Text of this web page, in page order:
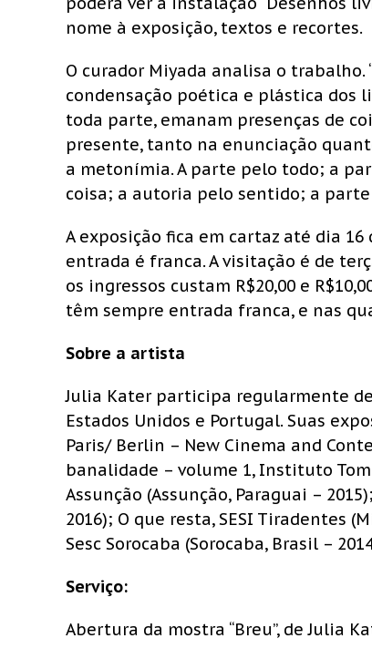
nome à exposição, textos e recortes.
O curador Miyada analisa o trabalho.
condensação poética e plástica dos
toda parte, emanam presenças de
presente, tanto na enunciação
a metonímia. A parte pelo todo; a
coisa; a autoria pelo sentido; a
A exposição fica em cartaz até dia
entrada é franca. A visitação é de
os ingressos custam R$20,00 e
têm sempre entrada franca, e nas
Sobre a artista
Julia Kater participa regularmente
Estados Unidos e Portugal. Suas
Paris/ Berlin – New Cinema and
banalidade – volume 1, Instituto
Assunção (Assunção, Paraguai –
2016); O que resta, SESI Tiradentes
Sesc Sorocaba (Sorocaba, Brasil –
Serviço:
Abertura da mostra “Breu”, de Julia